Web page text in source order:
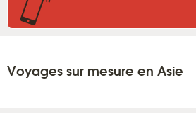
Voyages sur mesure en Asie